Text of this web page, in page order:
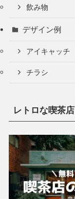
飲み物
デザイン例
アイキャッチ
チラシ
レトロな喫茶店